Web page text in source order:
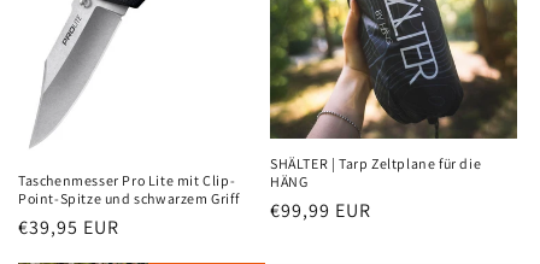
Taschenmesser Pro Lite mit Clip-
Point-Spitze und schwarzem Griff
Normaler
€39,95 EUR
SHÄLTER | Tarp Zeltplane für die
HÄNG
Normaler
€99,99 EUR